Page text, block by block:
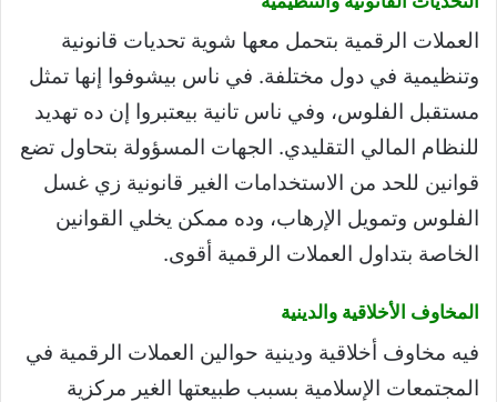
العملات الرقمية بتحمل معها شوية تحديات قانونية
وتنظيمية في دول مختلفة. في ناس بيشوفوا إنها تمثل
مستقبل الفلوس، وفي ناس تانية بيعتبروا إن ده تهديد
للنظام المالي التقليدي. الجهات المسؤولة بتحاول تضع
قوانين للحد من الاستخدامات الغير قانونية زي غسل
الفلوس وتمويل الإرهاب، وده ممكن يخلي القوانين
الخاصة بتداول العملات الرقمية أقوى.
المخاوف الأخلاقية والدينية
فيه مخاوف أخلاقية ودينية حوالين العملات الرقمية في
المجتمعات الإسلامية بسبب طبيعتها الغير مركزية